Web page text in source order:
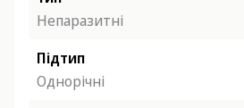
Непаразитні
Підтип
Однорічні